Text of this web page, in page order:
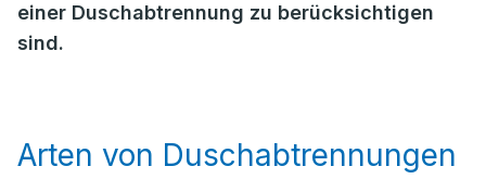
einer Duschabtrennung zu berücksichtigen
sind.
Arten von Duschabtrennungen